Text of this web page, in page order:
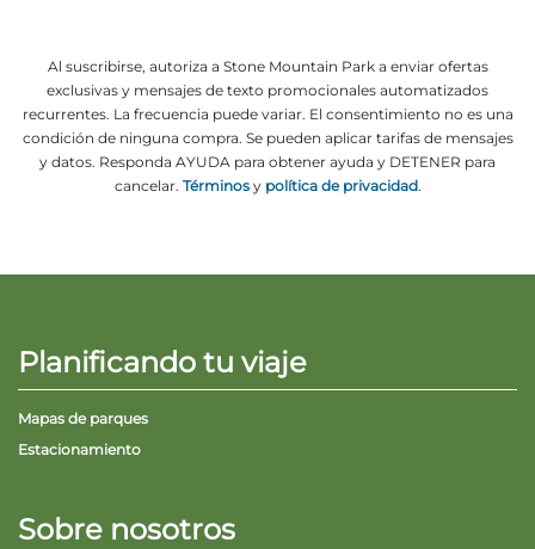
Al suscribirse, autoriza a Stone Mountain Park a enviar ofertas
exclusivas y mensajes de texto promocionales automatizados
recurrentes. La frecuencia puede variar. El consentimiento no es una
condición de ninguna compra. Se pueden aplicar tarifas de mensajes
y datos. Responda AYUDA para obtener ayuda y DETENER para
cancelar. Términosy política de privacidad.
Planificando tu viaje
Mapas de parques
Estacionamiento
Sobre nosotros